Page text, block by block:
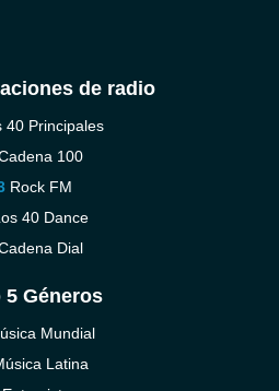
de radio
40 Principales
100
Rock FM
40 Dance
Dial
5 Géneros
Mundial
Latina